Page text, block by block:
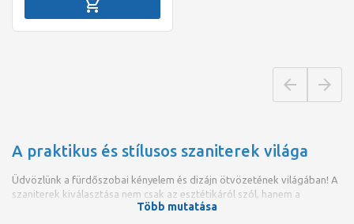
A praktikus és stílusos szaniterek világa
Üdvözlünk a fürdőszobai kényelem és dizájn ötvözetének világában! A
szaniterek kiválasztása nem csak az esztétikáról szól, hanem a
praktikusságról és a funkcionalitásról is. Az alábbiakban megpróbáltuk
Több mutatása